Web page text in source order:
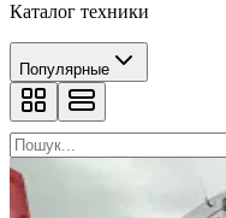
Каталог техники
Популярные